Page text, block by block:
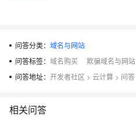
问答分类： 域名与网站
问答标签： 域名购买
欺骗域名与网站
问答地址： 开发者社区 > 云计算 > 问答
相关问答